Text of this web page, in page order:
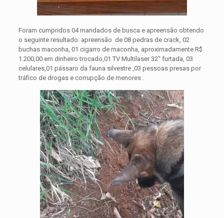
Foram cumpridos 04 mandados de busca e apreensão obtendo
o seguinte resultado: apreensão de 08 pedras de crack, 02
buchas maconha, 01 cigarro de maconha, aproximadamente R$
1.200,00 em dinheiro trocado,01 TV Multilaser 32″ furtada, 03
celulares,01 pássaro da fauna silvestre ,03 pessoas presas por
tráfico de drogas e corrupção de menores .